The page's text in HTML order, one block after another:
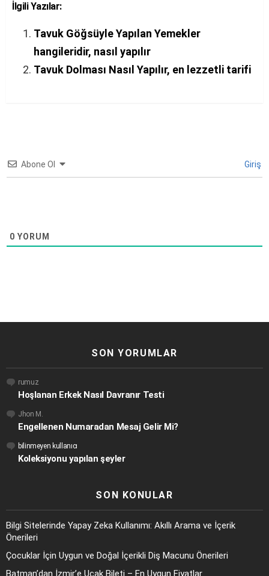
İlgili Yazılar:
Tavuk Göğsüyle Yapılan Yemekler
hangileridir, nasıl yapılır
Tavuk Dolması Nasıl Yapılır, en lezzetli tarifi
Abone Ol Giriş
0 YORUM
SON YORUMLAR
rumuz
Hoşlanan Erkek Nasıl Davranır Testi
Jhon M.
Engellenen Numaradan Mesaj Gelir Mi?
bilinmeyen kullanıcı
Koleksiyonu yapılan şeyler
SON KONULAR
Bilgi Sitelerinde Yapay Zeka Kullanımı: Akıllı Arama ve İçerik
Önerileri
Çocuklar İçin Uygun ve Doğal İçerikli Diş Macunu Önerileri
Batman’dan İzmir’e Uçak Bileti – En Uygun Fiyatlar